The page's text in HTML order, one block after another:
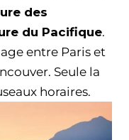
des
du Pacifique.
entre Paris et
Seule la
horaires.